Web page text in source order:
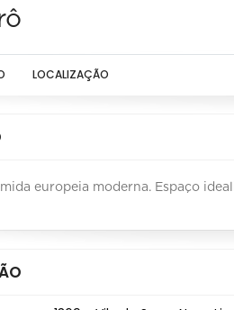
LOCALIZAÇÃO
europeia moderna. Espaço